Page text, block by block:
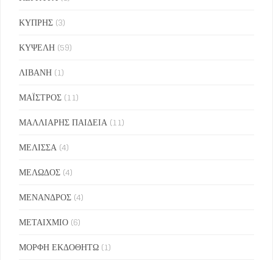
ΚΥΠΡΗΣ (3)
ΚΥΨΕΛΗ (59)
ΛΙΒΑΝΗ (1)
ΜΑΪΣΤΡΟΣ (11)
ΜΑΛΛΙΑΡΗΣ ΠΑΙΔΕΙΑ (11)
ΜΕΛΙΣΣΑ (4)
ΜΕΛΩΔΟΣ (4)
ΜΕΝΑΝΔΡΟΣ (4)
ΜΕΤΑΙΧΜΙΟ (6)
ΜΟΡΦΗ ΕΚΔΟΘΗΤΩ (1)